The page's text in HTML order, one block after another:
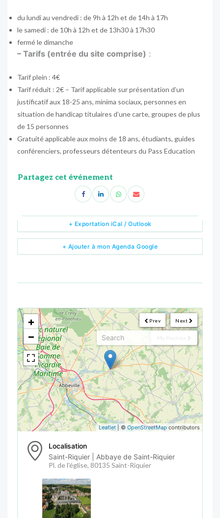
du lundi au vendredi : de 9h à 12h et de 14h à 17h
le samedi : de 10h à 12h et de 13h30 à 17h30
fermé le dimanche
– Tarifs (entrée du site comprise) :
Tarif plein : 4€
Tarif réduit : 2€ – Tarif applicable sur présentation d’un
justificatif aux 18-25 ans, minima sociaux, personnes en
situation de handicap titulaires d’une carte, groupes de plus
de 15 personnes
Gratuité applicable aux moins de 18 ans, étudiants, guides
conférenciers, professeurs détenteurs du Pass Education
Partagez cet événement
+ Ajouter à mon Agenda Google
+ Exportation iCal / Outlook
Next
Prev
My Position
<!---->
+
−
Leaflet | © OpenStreetMap contributors
Localisation
Saint-Riquier | Abbaye de Saint-Riquier
Pl. de l'église, 80135 Saint-Riquier